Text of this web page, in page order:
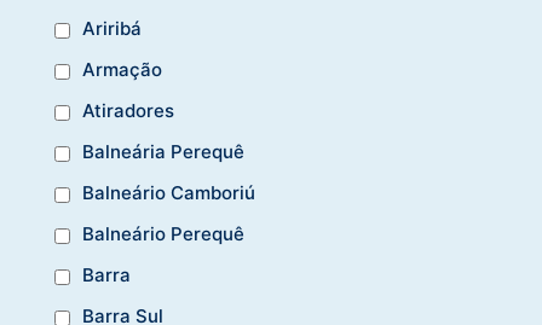
Ariribá
Armação
Atiradores
Balneária Perequê
Balneário Camboriú
Balneário Perequê
Barra
Barra Sul